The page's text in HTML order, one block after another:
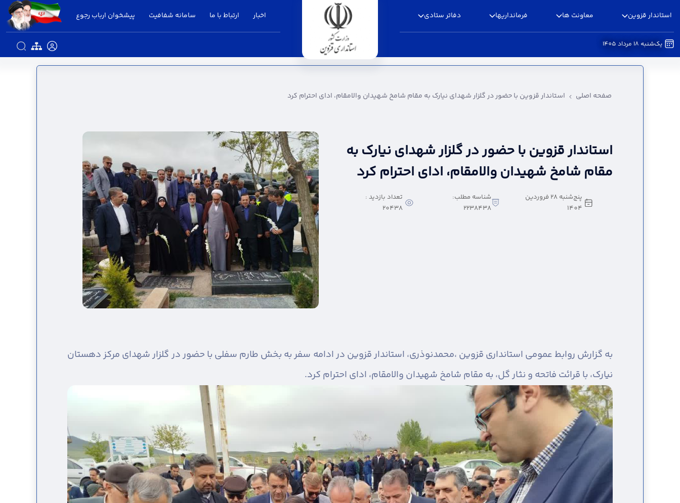
استاندار قزوین معاونت ها فرمانداریها دفاتر ستادی اخبار ارتباط با ما سامانه شفافیت پیشخوان ارباب رجوع
یک‌شنبه 18 مرداد 1405
استاندار قزوین با حضور در گلزار شهدای نیارک به مقام شامخ شهیدان والامقام، ادای احترام کرد - استانداری قزوین
صفحه اصلی استاندار قزوین با حضور در گلزار شهدای نیارک به مقام شامخ شهیدان والامقام، ادای احترام کرد
استاندار قزوین با حضور در گلزار شهدای نیارک به
مقام شامخ شهیدان والامقام، ادای احترام کرد
پنج‌شنبه 28 فروردین
1404
شناسه مطلب:
2238438
تعداد بازدید :
20438
به گزارش روابط عمومی استانداری قزوین ،محمدنوذری، استاندار قزوین در ادامه سفر به بخش طارم سفلی با حضور در گلزار شهدای مرکز دهستان
نیارک، با قرائت فاتحه و نثار گل، به مقام شامخ شهیدان والامقام، ادای احترام کرد.